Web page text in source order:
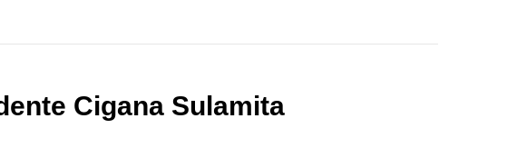
Cigana Sulamita